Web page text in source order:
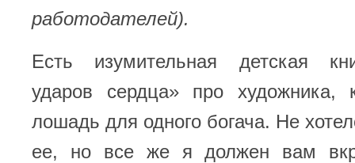
работодателей).
Есть изумительная детская
ударов сердца» про художника,
лошадь для одного богача. Не
ее, но все же я должен вам